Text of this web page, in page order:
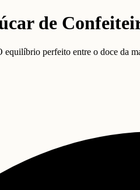
de
perfeito entre o doce da